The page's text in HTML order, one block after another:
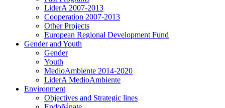
LiderA 2007-2013
Cooperation 2007-2013
Other Projects
European Regional Development Fund
Gender and Youth
Gender
Youth
MedioAmbiente 2014-2020
LiderA MedioAmbiente
Environment
Objectives and Strategic lines